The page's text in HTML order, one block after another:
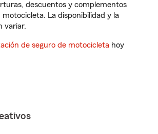
descuentos y complementos
motocicleta. La disponibilidad y la
variar.
de seguro de motocicleta hoy